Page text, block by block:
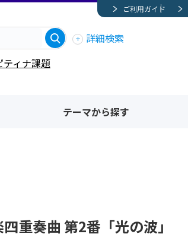
ご利用ガイド
詳細検索
ティナ課題
テーマから探す
重奏曲 第2番「光の波」